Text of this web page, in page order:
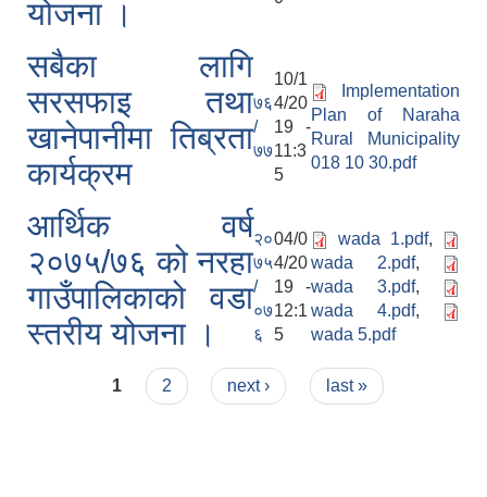
योजना ।
सबैका लागि
सरसफाइ तथा
खानेपानीमा तिब्रता
कार्यक्रम
७६
/
७७
10/1
4/20
19 -
11:3
5
Implementation
Plan of Naraha
Rural Municipality
018 10 30.pdf
आर्थिक वर्ष
२०७५/७६ को नरहा
गाउँपालिकाको वडा
स्तरीय योजना ।
२०
७५
/
०७
६
04/0
4/20
19 -
12:1
5
wada 1.pdf,
wada 2.pdf,
wada 3.pdf,
wada 4.pdf,
wada 5.pdf
Pages
1 2 next › last »